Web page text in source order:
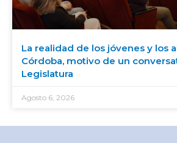
La realidad de los jóvenes y los
Córdoba, motivo de un
Legislatura
Agosto 6, 2026